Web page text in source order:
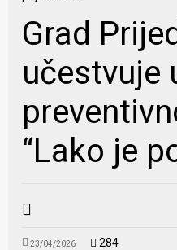
Grad
učestvuje
“Lako je
23/04/2026 284